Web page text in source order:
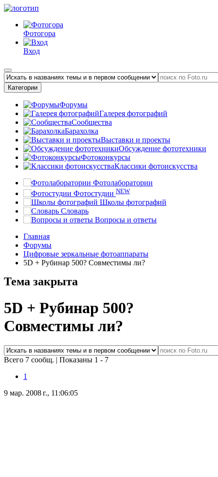
Фотогора
Вход
Категории
Форумы
Галерея фотографий
Сообщества
Барахолка
Выставки и проекты
Обсуждение фототехники
Фотоконкурсы
Классики фотоискусства
Фотолаборатории
Фотостудии NEW
Школы фотографий
Словарь
Вопросы и ответы
Главная
Форумы
Цифровые зеркальные фотоаппараты
5D + Рубинар 500? Совместимы ли?
Тема закрыта
5D + Рубинар 500?
Совместимы ли?
Всего 7 сообщ. | Показаны 1 - 7
1
9 мар. 2008 г., 11:06:05